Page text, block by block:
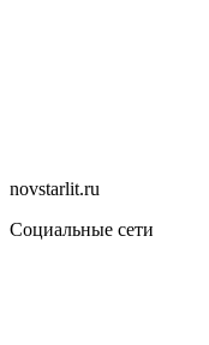
novstarlit.ru
Социальные сети